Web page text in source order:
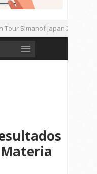
Simanof Japan 2026
con Empresa PetStar